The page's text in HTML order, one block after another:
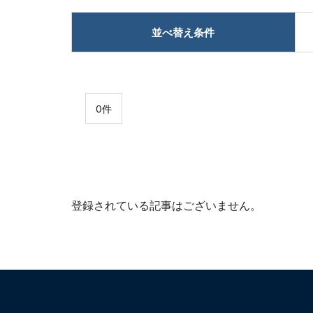
並べ替え条件
0件
登録されている記事はございません。